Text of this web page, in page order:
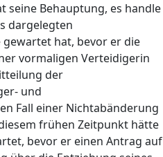
seine Behauptung, es handle
dargelegten
hat, bevor er die
vormaligen Verteidigerin
der
und
Fall einer Nichtabänderung
frühen Zeitpunkt hätte
bevor er einen Antrag auf